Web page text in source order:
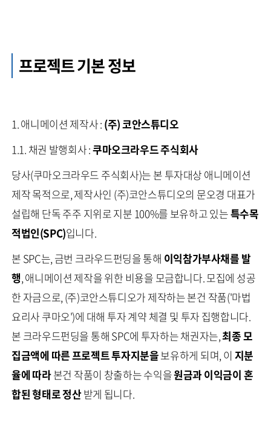
프로젝트 기본 정보
1. 애니메이션 제작사 : (주) 코안스튜디오
1.1. 채권 발행회사 :쿠마오크라우드 주식회사
당사(쿠마오크라우드 주식회사)는 본 투자대상 애니메이션
제작 목적으로, 제작사인 (주)코안스튜디오의 문오경 대표가
설립해 단독 주주 지위로 지분 100%를 보유하고 있는특수목
적법인(SPC)입니다.
본 SPC는, 금번 크라우드펀딩을 통해 이익참가부사채를 발
행, 애니메이션 제작을 위한 비용을 모금합니다. 모집에 성공
한 자금으로, (주)코안스튜디오가 제작하는 본건 작품('마법
요리사 쿠마오')에 대해 투자 계약 체결 및 투자 집행합니다.
본 크라우드펀딩을 통해 SPC에 투자하는 채권자는,최종 모
집금액에 따른 프로젝트 투자지분을보유하게 되며, 이 지분
율에 따라본건 작품이 창출하는 수익을원금과 이익금이 혼
합된 형태로 정산받게 됩니다.